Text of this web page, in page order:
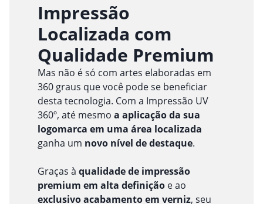
Impressão
Localizada com
Qualidade Premium
Mas não é só com artes elaboradas em
360 graus que você pode se beneficiar
desta tecnologia. Com a Impressão UV
360º, até mesmo a aplicação da sua
logomarca em uma área localizada
ganha um novo nível de destaque.
Graças à qualidade de impressão
premium em alta definição e ao
exclusivo acabamento em verniz, seu